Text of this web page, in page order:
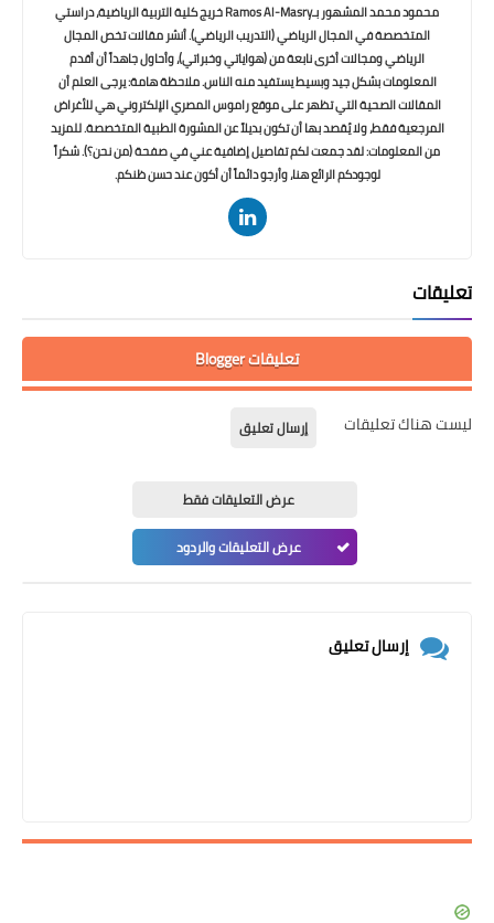
محمود محمد المشهور بـRamos Al-Masry خريج كلية التربية الرياضية، دراستي
المتخصصة في المجال الرياضي (التدريب الرياضي). أنشر مقالات تخص المجال
الرياضي ومجالات أخرى نابعة من (هواياتي وخبراتي)، وأحاول جاهداً أن أقدم
المعلومات بشكل جيد وبسيط يستفيد منه الناس. ملاحظة هامة: يرجى العلم أن
المقالات الصحية التي تظهر على موقع راموس المصري الإلكتروني هي للأغراض
المرجعية فقط، ولا يُقصد بها أن تكون بديلاً عن المشورة الطبية المتخصصة. للمزيد
من المعلومات: لقد جمعت لكم تفاصيل إضافية عني في صفحة (من نحن؟). شكراً
لوجودكم الرائع هنا، وأرجو دائماً أن أكون عند حسن ظنكم.
تعليقات
تعليقات Blogger
ليست هناك تعليقات إرسال تعليق
عرض التعليقات فقط
عرض التعليقات والردود
إرسال تعليق